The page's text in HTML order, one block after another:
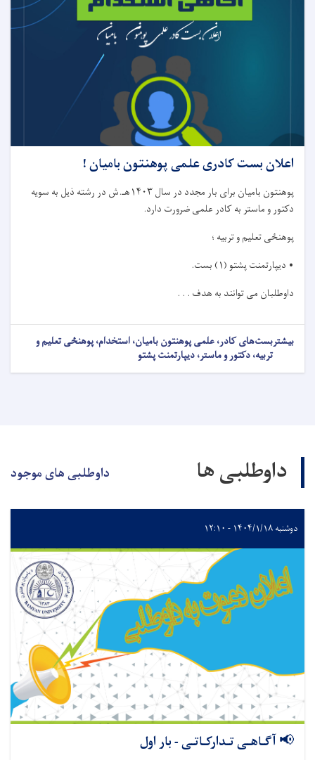
اعلان بست کادری علمی پوهنتون بامیان !
پوهنتون بامیان برای بار مجدد در سال ۱۴۰۳هـ.ش در رشته ذيل به سويه
دکتور و ماستر به کادر علمی ضرورت دارد.
پوهنځی تعلیم و تربیه ؛
• دیپارتمنت پشتو (۱) بست.
داوطلبان می توانند به هدف . . .
بیشتربست‌های کادر، علمی پوهنتون بامیان، استخدام، پوهنځی تعلیم و
تربیه، دکتور و ماستر، دیپارتمنت پشتو
داوطلبی ها داوطلبی های موجود
دوشنبه ۱۴۰۴/۱/۱۸ - ۱۲:۱۰
📢 آگـاهـی تـدارکـاتـی - بار اول